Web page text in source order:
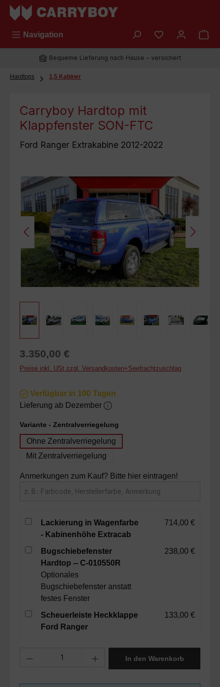
Zum Hauptinhalt springen
Navigation Du hast 0
Bequeme Lieferung nach Hause – versichert
Hardtops 1,5 Kabiner
Carryboy Hardtop mit
Klappfenster SON-FTC
Ford Ranger Extrakabine 2012-2022
Bildergalerie überspringen
Regulärer Preis:
3.350,00 €
Preise inkl. USt zzgl. Versandkosten+Seefrachtzuschlag
Verfügbar in 100 Tagen
Lieferung ab Dezember
Variante - Zentralverriegelung
Ohne Zentralverriegelung
Mit Zentralverriegelung
Anmerkungen zum Kauf? Bitte hier eintragen!
Lackierung in Wagenfarbe
- Kabinenhöhe Extracab
714,00 €
Bugschiebefenster
Hardtop -- C-010550R
Optionales
Bugschiebefenster anstatt
festes Fenster
238,00 €
Scheuerleiste Heckklappe
Ford Ranger
133,00 €
In den Warenkorb